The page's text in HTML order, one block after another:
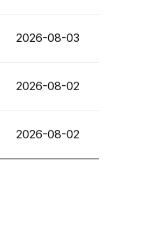
2026-08-03
2026-08-02
2026-08-02